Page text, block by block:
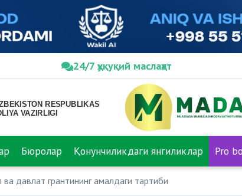
24/7 ҳуқуқий маслаҳат
Бюролар Қонунчиликдаги янгиликлар Pro
давлат грантининг амалдаги тартиби